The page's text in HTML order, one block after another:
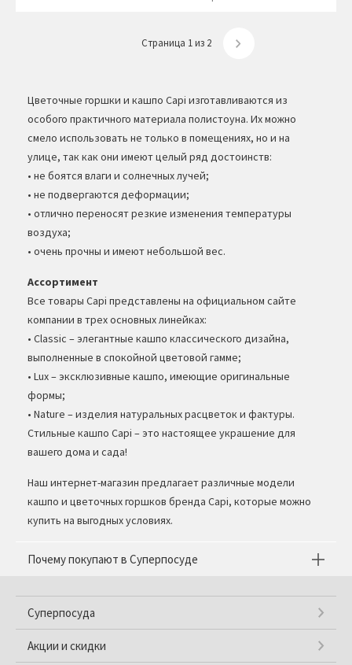
Страница 1 из 2
Цветочные горшки и кашпо Capi изготавливаются из
особого практичного материала полистоуна. Их можно
смело использовать не только в помещениях, но и на
улице, так как они имеют целый ряд достоинств:
• не боятся влаги и солнечных лучей;
• не подвергаются деформации;
• отлично переносят резкие изменения температуры
воздуха;
• очень прочны и имеют небольшой вес.
Ассортимент
Все товары Capi представлены на официальном сайте
компании в трех основных линейках:
• Classic – элегантные кашпо классического дизайна,
выполненные в спокойной цветовой гамме;
• Lux – эксклюзивные кашпо, имеющие оригинальные
формы;
• Nature – изделия натуральных расцветок и фактуры.
Стильные кашпо Capi – это настоящее украшение для
вашего дома и сада!
Наш интернет-магазин предлагает различные модели
кашпо и цветочных горшков бренда Capi, которые можно
купить на выгодных условиях.
Почему покупают в Суперпосуде
Суперпосуда
Акции и скидки